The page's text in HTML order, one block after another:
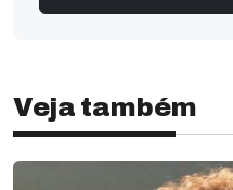
Veja também